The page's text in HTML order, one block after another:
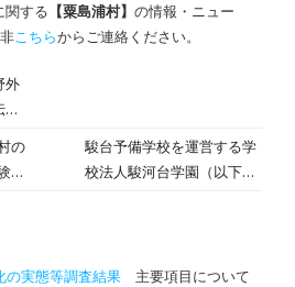
関する 【粟島浦村】 の情報・ニュー
こちらからご連絡ください。
外
の
授
駿台予備学校を運営する学
校法人駿河台学園（以下、
県）において、ドローンを
の実態等調査結果 主要項目について